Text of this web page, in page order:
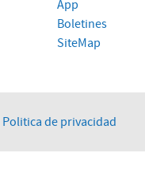
App
Boletines
SiteMap
Politica de privacidad